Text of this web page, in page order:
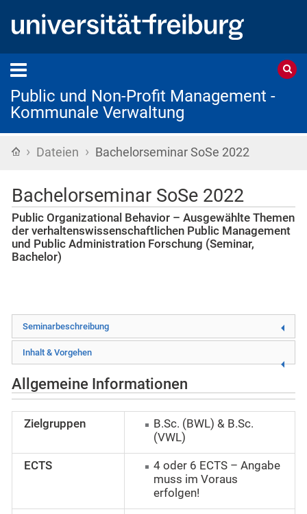
Public und Non-Profit Management -
Kommunale Verwaltung
Startseite
› Dateien › Bachelorseminar SoSe 2022
Bachelorseminar SoSe 2022
Public Organizational Behavior – Ausgewählte Themen
der verhaltenswissenschaftlichen Public Management
und Public Administration Forschung (Seminar,
Bachelor)
Seminarbeschreibung
Inhalt & Vorgehen
Allgemeine Informationen
Zielgruppen
B.Sc. (BWL) & B.Sc.
(VWL)
ECTS
4 oder 6 ECTS – Angabe
muss im Voraus
erfolgen!